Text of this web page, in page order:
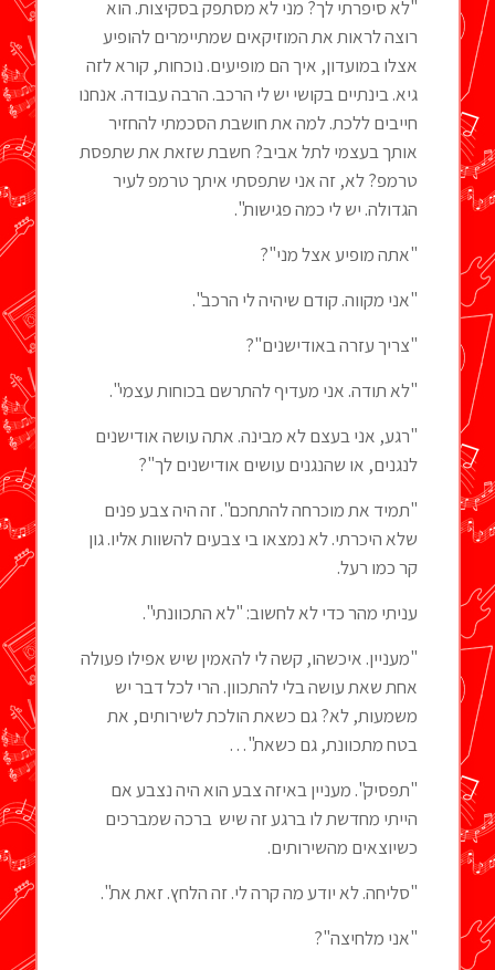
"לא סיפרתי לך? מני לא מסתפק בסקיצות. הוא
רוצה לראות את המוזיקאים שמתיימרים להופיע
אצלו במועדון, איך הם מופיעים. נוכחות, קורא לזה
גיא. בינתיים בקושי יש לי הרכב. הרבה עבודה. אנחנו
חייבים ללכת. למה את חושבת הסכמתי להחזיר
אותך בעצמי לתל אביב? חשבת שזאת את שתפסת
טרמפ? לא, זה אני שתפסתי איתך טרמפ לעיר
הגדולה. יש לי כמה פגישות".
"אתה מופיע אצל מני"?
"אני מקווה. קודם שיהיה לי הרכב".
"צריך עזרה באודישנים"?
"לא תודה. אני מעדיף להתרשם בכוחות עצמי".
"רגע, אני בעצם לא מבינה. אתה עושה אודישנים
לנגנים, או שהנגנים עושים אודישנים לך"?
"תמיד את מוכרחה להתחכם". זה היה צבע פנים
שלא היכרתי. לא נמצאו בי צבעים להשוות אליו. גון
קר כמו רעל.
עניתי מהר כדי לא לחשוב: "לא התכוונתי".
"מעניין. איכשהו, קשה לי להאמין שיש אפילו פעולה
אחת שאת עושה בלי להתכוון. הרי לכל דבר יש
משמעות, לא? גם כשאת הולכת לשירותים, את
בטח מתכוונת, גם כשאת"…
"תפסיק". מעניין באיזה צבע הוא היה נצבע אם
הייתי מחדשת לו ברגע זה שיש ברכה שמברכים
כשיוצאים מהשירותים.
"סליחה. לא יודע מה קרה לי. זה הלחץ. זאת את".
"אני מלחיצה"?